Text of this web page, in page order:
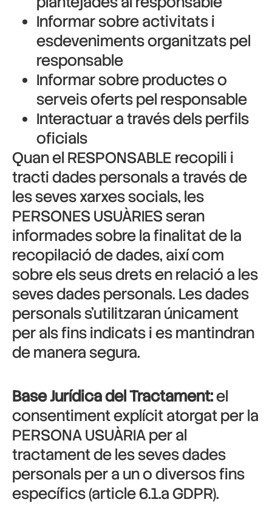
Informar sobre activitats i
esdeveniments organitzats pel
responsable
Informar sobre productes o
serveis oferts pel responsable
Interactuar a través dels perfils
oficials
Quan el RESPONSABLE recopili i
tracti dades personals a través de
les seves xarxes socials, les
PERSONES USUÀRIES seran
informades sobre la finalitat de la
recopilació de dades, així com
sobre els seus drets en relació a les
seves dades personals. Les dades
personals s’utilitzaran únicament
per als fins indicats i es mantindran
de manera segura.
Base Jurídica del Tractament:el
consentiment explícit atorgat per la
PERSONA USUÀRIA per al
tractament de les seves dades
personals per a un o diversos fins
específics (article 6.1.a GDPR).